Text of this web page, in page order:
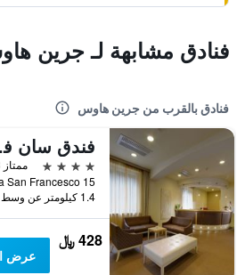
فنادق مشابهة لـ جرين
فنادق بالقرب من جرين هاوس
4 نجوم
ممتاز 8.3
1.4 كيلومتر عن وسط المدينة
428 ﷼
عرض